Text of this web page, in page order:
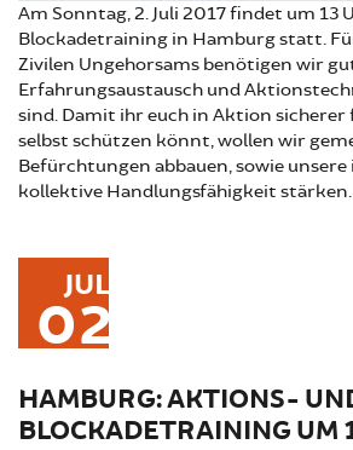
Am Sonntag, 2. Juli 2017 findet um 13
Blockadetraining in Hamburg statt.
Zivilen Ungehorsams benötigen wir
Erfahrungsaustausch und
sind. Damit ihr euch in Aktion sicherer
selbst schützen könnt, wollen wir
Befürchtungen abbauen, sowie
kollektive Handlungsfähigkeit stärken.
JUL
02
HAMBURG: AKTIONS-
BLOCKADETRAINING UM